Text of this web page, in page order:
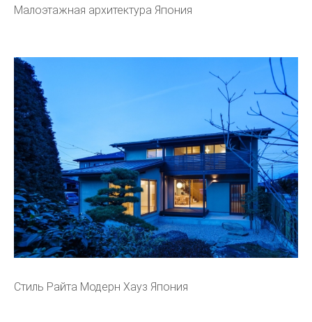
Малоэтажная архитектура Япония
Стиль Райта Модерн Хауз Япония